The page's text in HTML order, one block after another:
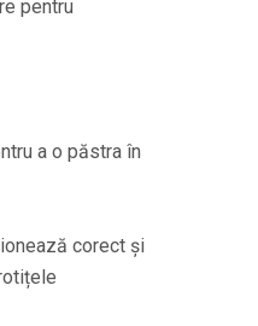
pentru
a o păstra în
corect și